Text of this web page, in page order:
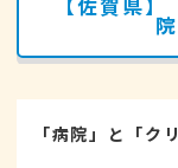
「病院」と「ク